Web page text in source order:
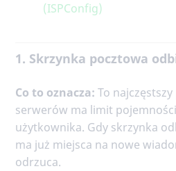
(ISPConfig)
1. Skrzynka pocztowa
Co to oznacza: To
serwerów ma limit
użytkownika. Gdy skrzynka
ma już miejsca na nowe
odrzuca.